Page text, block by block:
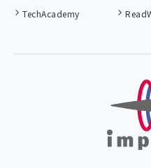
TechAcademy